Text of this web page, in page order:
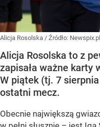
Alicja Rosolska / Źródło: Newspix.pl
Alicja Rosolska to z
zapisała ważne karty
W piątek (tj. 7
ostatni mecz.
Obecnie największą